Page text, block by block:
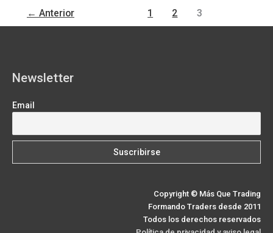
← Anterior 1 2 3
Newsletter
Email
Copyright © Más Que Trading
Formando Traders desde 2011
Todos los derechos reservados